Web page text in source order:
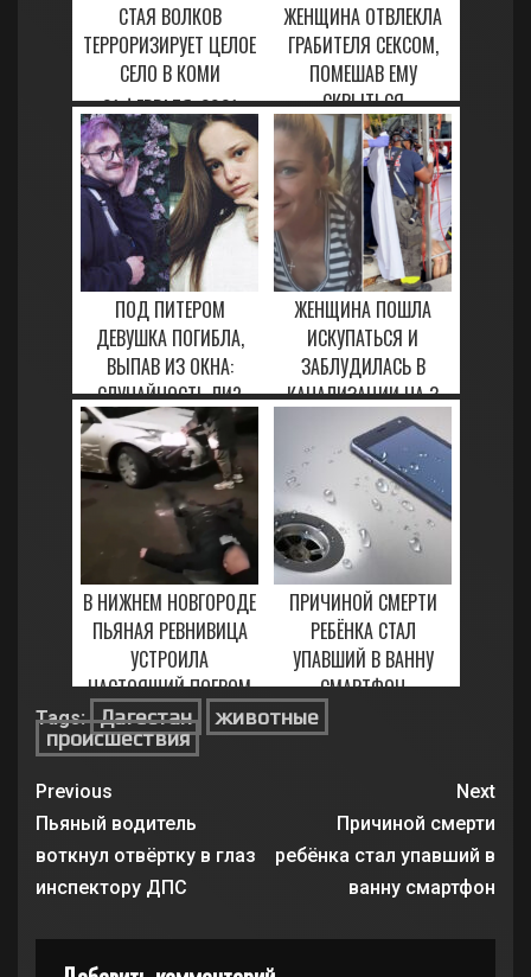
СТАЯ ВОЛКОВ
ТЕРРОРИЗИРУЕТ ЦЕЛОЕ
СЕЛО В КОМИ
21 ФЕВРАЛЯ, 2021
ЖЕНЩИНА ОТВЛЕКЛА
ГРАБИТЕЛЯ СЕКСОМ,
ПОМЕШАВ ЕМУ
СКРЫТЬСЯ
29 ЯНВАРЯ, 2021
ПОД ПИТЕРОМ
ДЕВУШКА ПОГИБЛА,
ВЫПАВ ИЗ ОКНА:
СЛУЧАЙНОСТЬ ЛИ?
30 ЯНВАРЯ, 2021
ЖЕНЩИНА ПОШЛА
ИСКУПАТЬСЯ И
ЗАБЛУДИЛАСЬ В
КАНАЛИЗАЦИИ НА 3
НЕДЕЛИ
1 АПРЕЛЯ, 2021
В НИЖНЕМ НОВГОРОДЕ
ПЬЯНАЯ РЕВНИВИЦА
УСТРОИЛА
НАСТОЯЩИЙ ПОГРОМ
2 ФЕВРАЛЯ, 2023
ПРИЧИНОЙ СМЕРТИ
РЕБЁНКА СТАЛ
УПАВШИЙ В ВАННУ
СМАРТФОН
30 ЯНВАРЯ, 2021
Tags: Дагестан
животные
происшествия
Previous
Пьяный водитель
воткнул отвёртку в глаз
инспектору ДПС
Next
Причиной смерти
ребёнка стал упавший в
ванну смартфон